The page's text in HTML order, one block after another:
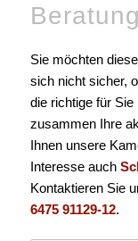
Sie möchten
sich nicht sicher,
die richtige für
zusammen Ihre
Ihnen unsere
Interesse auch
Kontaktieren Sie
6475 91129-12.